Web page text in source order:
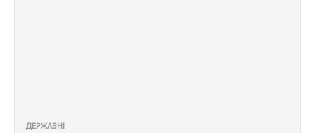
ДЕРЖАВНІ